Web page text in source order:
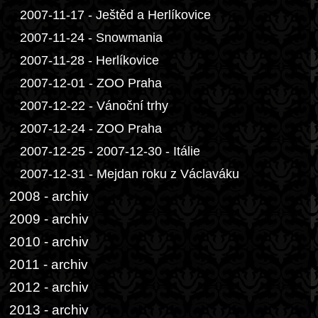
2007-11-17 - Ještěd a Herlíkovice
2007-11-24 - Snowmania
2007-11-28 - Herlíkovice
2007-12-01 - ZOO Praha
2007-12-22 - Vánoční trhy
2007-12-24 - ZOO Praha
2007-12-25 - 2007-12-30 - Itálie
2007-12-31 - Mejdan roku z Václaváku
2008 - archiv
2009 - archiv
2010 - archiv
2011 - archiv
2012 - archiv
2013 - archiv